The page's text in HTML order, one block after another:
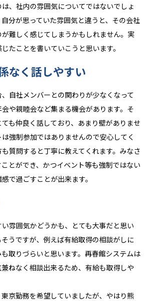
、社内の雰囲気についてではないでしょ
分が思っていた雰囲気と違うと、その会社
難しく感じてしまうかもしれません。実
たことを書いていこうと思います。
なく話しやすい
自社メンバーとの関わりが少なくなって
や親睦会など集まる機会があります。そ
も仲良く話しており、あまり壁がありませ
強制参加ではありませんので安心してく
質問すると丁寧に教えてくれます。みなさ
とができ、かつイベント等も強制ではない
で過ごすことが出来ます。
雰囲気かどうかも、とても大事だと思い
うですが、例えば有給取得の相談がしに
取りづらいと思います。再春館システムは
ねなく相談出来るため、有給も取得しや
京勤務を希望していましたが、やはり熊